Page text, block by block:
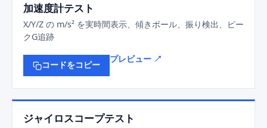
加速度計テスト
X/Y/Z の m/s² を実時間表示、傾きボール、振り検出、ピー
クG追跡
コードをコピー
プレビュー ↗
ジャイロスコープテスト